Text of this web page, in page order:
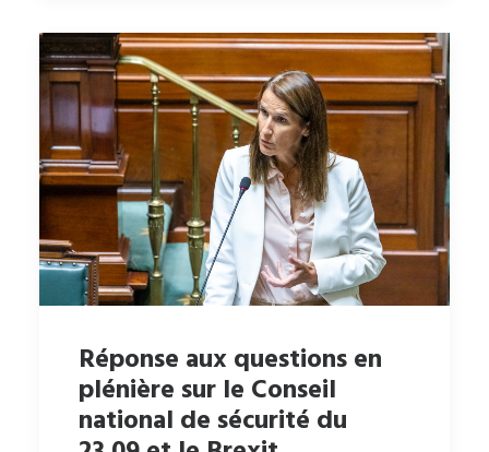
Réponse aux questions en
plénière sur le Conseil
national de sécurité du